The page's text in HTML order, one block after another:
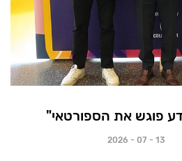
פוגש את הספורטאי"
13 - 07 - 2026